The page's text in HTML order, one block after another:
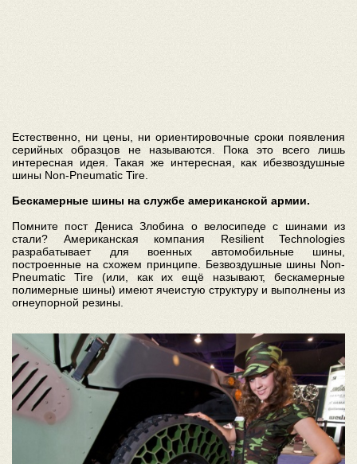
Естественно, ни цены, ни ориентировочные сроки появления
серийных образцов не называются. Пока это всего лишь
интересная идея. Такая же интересная, как ибезвоздушные
шины Non-Pneumatic Tire.
Бескамерные шины на службе американской армии.
Помните пост Дениса Злобина о велосипеде с шинами из
стали? Американская компания Resilient Technologies
разрабатывает для военных автомобильные шины,
построенные на схожем принципе. Безвоздушные шины Non-
Pneumatic Tire (или, как их ещё называют, бескамерные
полимерные шины) имеют ячеистую структуру и выполнены из
огнеупорной резины.